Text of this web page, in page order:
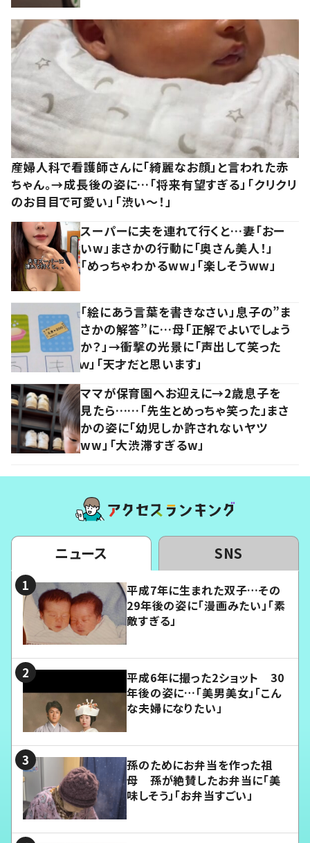
産婦人科で看護師さんに「綺麗なお顔」と言われた赤
ちゃん。→成長後の姿に…「将来有望すぎる」「クリクリ
のお目目で可愛い」「渋い～！」
スーパーに夫を連れて行くと…妻「おー
いw」まさかの行動に「奥さん美人！」
「めっちゃわかるww」「楽しそうww」
「絵にあう言葉を書きなさい」息子の”ま
さかの解答”に…母「正解でよいでしょう
か？」→衝撃の光景に「声出して笑った
ｗ」「天才だと思います」
ママが保育園へお迎えに→2歳息子を
見たら……「先生とめっちゃ笑った」まさ
かの姿に「幼児しか許されないヤツ
ww」「大渋滞すぎるw」
ニュース SNS
平成7年に生まれた双子…その
29年後の姿に「漫画みたい」「素
敵すぎる」
平成6年に撮った2ショット 30
年後の姿に…「美男美女」「こん
な夫婦になりたい」
孫のためにお弁当を作った祖
母 孫が絶賛したお弁当に「美
味しそう」「お弁当すごい」